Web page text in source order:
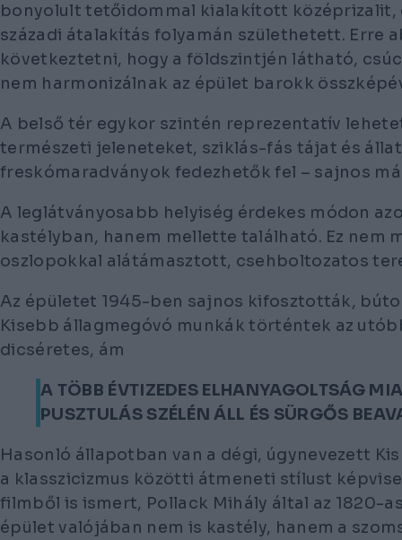
bonyolult tetőidommal kialakított középrizalit,
századi átalakítás folyamán születhetett. Erre
következtetni, hogy a földszintjén látható,
nem harmonizálnak az épület barokk
A belső tér egykor szintén reprezentatív
természeti jeleneteket, sziklás-fás tájat és
freskómaradványok fedezhetők fel – sajnos
A leglátványosabb helyiség érdekes módon
kastélyban, hanem mellette található. Ez nem
oszlopokkal alátámasztott, csehboltozatos
Az épületet 1945-ben sajnos kifosztották,
Kisebb állagmegóvó munkák történtek az
dicséretes, ám
A TÖBB ÉVTIZEDES ELHANYAGOLTSÁG
PUSZTULÁS SZÉLÉN ÁLL ÉS SÜRGŐS
Hasonló állapotban van a dégi, úgynevezett
a klasszicizmus közötti átmeneti stílust
filmből is ismert, Pollack Mihály által az 1820-
épület valójában nem is kastély, hanem a